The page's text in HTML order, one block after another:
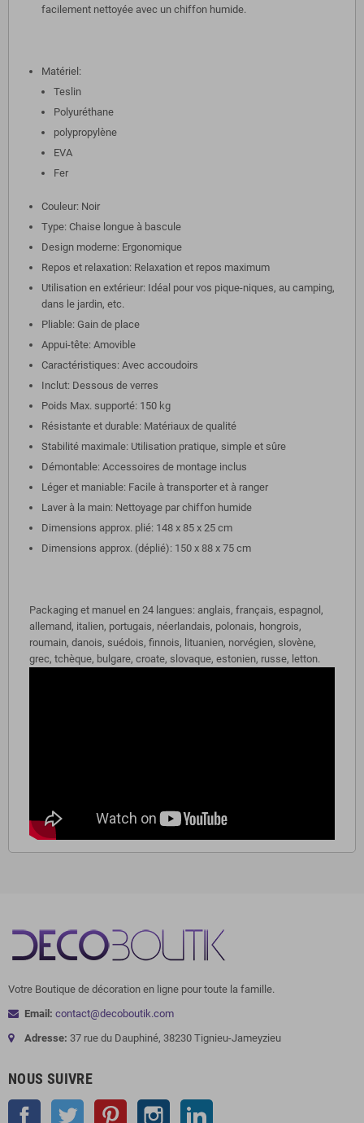
facilement nettoyée avec un chiffon humide.
Matériel:
Teslin
Polyuréthane
polypropylène
EVA
Fer
Couleur: Noir
Type: Chaise longue à bascule
Design moderne: Ergonomique
Repos et relaxation: Relaxation et repos maximum
Utilisation en extérieur: Idéal pour vos pique-niques, au camping,
dans le jardin, etc.
Pliable: Gain de place
Appui-tête: Amovible
Caractéristiques: Avec accoudoirs
Inclut: Dessous de verres
Poids Max. supporté: 150 kg
Résistante et durable: Matériaux de qualité
Stabilité maximale: Utilisation pratique, simple et sûre
Démontable: Accessoires de montage inclus
Léger et maniable: Facile à transporter et à ranger
Laver à la main: Nettoyage par chiffon humide
Dimensions approx. plié: 148 x 85 x 25 cm
Dimensions approx. (déplié): 150 x 88 x 75 cm
Packaging et manuel en 24 langues: anglais, français, espagnol,
allemand, italien, portugais, néerlandais, polonais, hongrois,
roumain, danois, suédois, finnois, lituanien, norvégien, slovène,
grec, tchèque, bulgare, croate, slovaque, estonien, russe, letton.
Votre Boutique de décoration en ligne pour toute la famille.
Email: contact@decoboutik.com
Adresse: 37 rue du Dauphiné, 38230 Tignieu-Jameyzieu
NOUS SUIVRE
Facebook Twitter Pinterest Instagram